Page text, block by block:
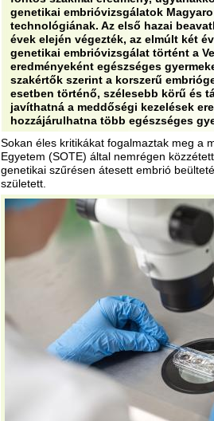
genetikai embrióvizsgálatok
technológiának. Az első hazai
évek elején végezték, az elmúlt két
genetikai embrióvizsgálat történt a
eredményeként egészséges
szakértők szerint a korszerű
esetben történő, szélesebb körű és
javíthatná a meddőségi kezelések
hozzájárulhatna több egészséges
Sokan éles kritikákat fogalmaztak meg a
Egyetem (SOTE) által nemrégen
genetikai szűrésen átesett embrió
született.